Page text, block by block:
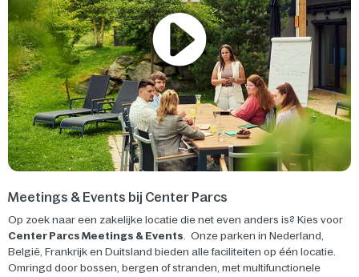
Meetings & Events bij Center Parcs
Op zoek naar een zakelijke locatie die net even anders is? Kies voor
Center Parcs Meetings & Events. Onze parken in Nederland,
België, Frankrijk en Duitsland bieden alle faciliteiten op één locatie.
Omringd door bossen, bergen of stranden, met multifunctionele